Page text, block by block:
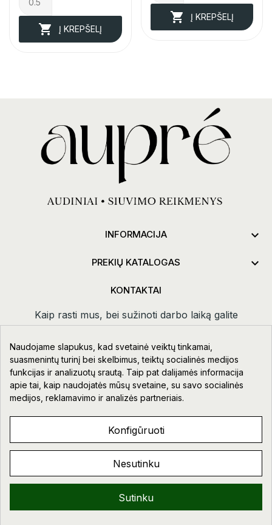
 Į KREPŠELĮ
 Į KREPŠELĮ
INFORMACIJA 
PREKIŲ KATALOGAS 
KONTAKTAI
Kaip rasti mus, bei sužinoti darbo laiką galite
paspauduskontaktai.
Taikos pr. 111-109, Klaipėda
+370 678 02418
info@aupre.lt
Facebook
AUPRE.LT © 2023 - 2026. VISOS TEISĖS SAUGOMOS.
Naudojame slapukus, kad svetainė veiktų tinkamai,
suasmenintų turinį bei skelbimus, teiktų socialinės medijos
funkcijas ir analizuotų srautą. Taip pat dalijamės informacija
apie tai, kaip naudojatės mūsų svetaine, su savo socialinės
medijos, reklamavimo ir analizės partneriais.
Konfigūruoti
Nesutinku
Sutinku